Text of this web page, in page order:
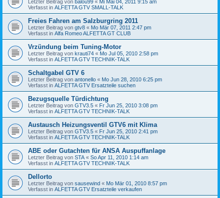
Letzter Beitrag von balou99 « Mi Mai 04, 2011 9:15 am
Verfasst in ALFETTA GTV SMALL-TALK
Freies Fahren am Salzburgring 2011
Letzter Beitrag von gtv8 « Mo Mär 07, 2011 2:47 pm
Verfasst in Alfa Romeo ALFETTA GT CLUB
Vrzündung beim Tuning-Motor
Letzter Beitrag von krauti74 « Mo Jul 05, 2010 2:58 pm
Verfasst in ALFETTA GTV TECHNIK-TALK
Schaltgabel GTV 6
Letzter Beitrag von antonello « Mo Jun 28, 2010 6:25 pm
Verfasst in ALFETTA GTV Ersatzteile suchen
Bezugsquelle Türdichtung
Letzter Beitrag von GTV3.5 « Fr Jun 25, 2010 3:08 pm
Verfasst in ALFETTA GTV TECHNIK-TALK
Austausch Heizungsventil GTV6 mit Klima
Letzter Beitrag von GTV3.5 « Fr Jun 25, 2010 2:41 pm
Verfasst in ALFETTA GTV TECHNIK-TALK
ABE oder Gutachten für ANSA Auspuffanlage
Letzter Beitrag von STA « So Apr 11, 2010 1:14 am
Verfasst in ALFETTA GTV TECHNIK-TALK
Dellorto
Letzter Beitrag von sausewind « Mo Mär 01, 2010 8:57 pm
Verfasst in ALFETTA GTV Ersatzteile verkaufen